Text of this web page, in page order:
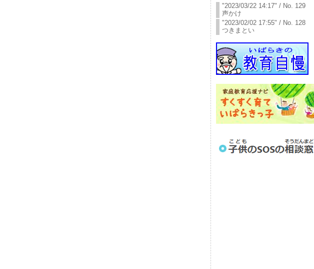
"2023/03/22 14:17" / No. 129
声かけ
"2023/02/02 17:55" / No. 128
つきまとい